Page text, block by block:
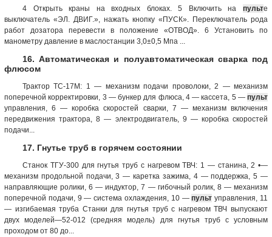
4 Открыть краны на входных блоках. 5 Включить на пульте
выключатель «ЭЛ. ДВИГ.», нажать кнопку «ПУСК». Переключатель рода
работ дозатора перевести в положение «ОТВОД». 6 Установить по
манометру давление в маслостанции 3,0±0,5 Мпа ...
16. Автоматическая и полуавтоматическая сварка под
флюсом
Трактор ТС-17М: 1 — механизм подачи проволоки, 2 — механизм
поперечной корректировки, 3 — бункер для флюса, 4 — кассета, 5 — пульт
управления, 6 — коробка скоростей сварки, 7 — механизм включения
передвижения трактора, 8 — электродвигатель, 9 — коробка скоростей
подачи...
17. Гнутье труб в горячем состоянии
Станок ТГУ-300 для гнутья труб с нагревом ТВЧ: 1 — станина, 2 •—
механизм продольной подачи, 3 — каретка зажима, 4 — поддержка, 5 —
направляющие ролики, 6 — индуктор, 7 — гибочный ролик, 8 — механизм
поперечной подачи, 9 — система охлаждения, 10 —пульт управления, 11
— изгибаемая труба Станки для гнутья труб с нагревом ТВЧ выпускают
двух моделей—52-012 (средняя модель) для гнутья труб с условным
проходом от 80 до...